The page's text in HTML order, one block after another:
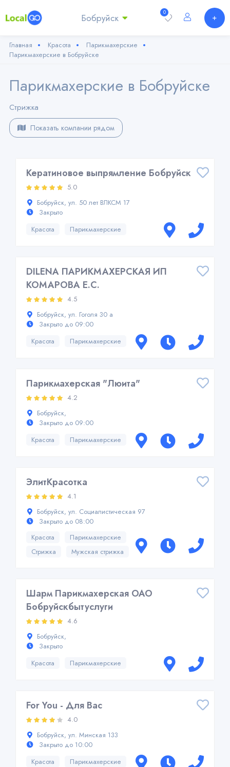
0
Бобруйск
Главная Красота
Парикмахерские
Парикмахерские в Бобруйске
Парикмахерские в Бобруйске
Стрижка
Показать компании рядом
Кератиновое выпрямление Бобруйск
5.0
Бобруйск, ул. 50 лет ВЛКСМ 17
Закрыто
Красота
Парикмахерские
DILENA ПАРИКМАХЕРСКАЯ ИП
КОМАРОВА Е.C.
4.5
Бобруйск, ул. Гоголя 30 а
Закрыто до 09:00
Красота
Парикмахерские
Парикмахерская "Люита"
4.2
Бобруйск,
Закрыто до 09:00
Красота
Парикмахерские
ЭлитКрасотка
4.1
Бобруйск, ул. Социалистическая 97
Закрыто до 08:00
Красота
Парикмахерские
Стрижка
Мужская стрижка
Шарм Парикмахерская ОАО
Бобруйскбытуслуги
4.6
Бобруйск,
Закрыто
Красота
Парикмахерские
For You - Для Вас
4.0
Бобруйск, ул. Минская 133
Закрыто до 10:00
Красота
Парикмахерские